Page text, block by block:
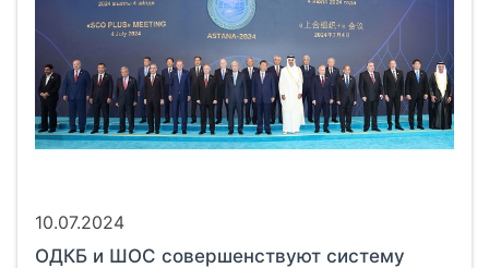
10.07.2024
ОДКБ и ШОС совершенствуют систему